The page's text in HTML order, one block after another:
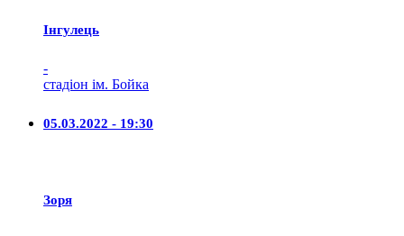
Iнгулець
-
стадіон ім. Бойка
05.03.2022 - 19:30
Зоря